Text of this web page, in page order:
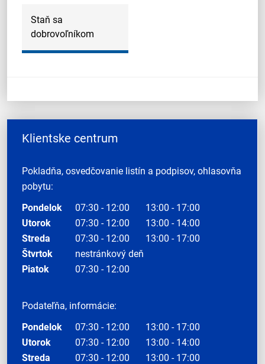
Staň sa
dobrovoľníkom
Klientske centrum
Pokladňa, osvedčovanie listín a podpisov, ohlasovňa
pobytu:
Pondelok
07:30 - 12:00
13:00 - 17:00
Utorok
07:30 - 12:00
13:00 - 14:00
Streda
07:30 - 12:00
13:00 - 17:00
Štvrtok
nestránkový deň
Piatok
07:30 - 12:00
Podateľňa, informácie:
Pondelok
07:30 - 12:00
13:00 - 17:00
Utorok
07:30 - 12:00
13:00 - 14:00
Streda
07:30 - 12:00
13:00 - 17:00